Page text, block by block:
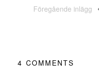
Föregående inlägg
4 COMMENTS